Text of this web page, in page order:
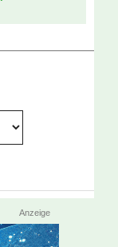
Anzeige